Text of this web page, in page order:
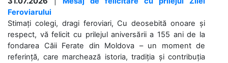
Feroviarului
Stimați colegi, dragi feroviari, Cu deosebită onoare și
respect, vă felicit cu prilejul aniversării a 155 ani de la
fondarea Căii Ferate din Moldova – un moment de
referință, care marchează istoria, tradiția și contribuția